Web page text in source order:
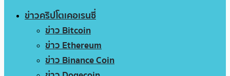
ข่าวคริปโตเคอเรนซี่
ข่าว Bitcoin
ข่าว Ethereum
ข่าว Binance Coin